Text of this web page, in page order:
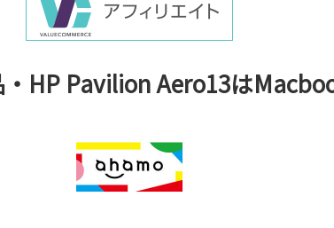
HP Pavilion Aero13は